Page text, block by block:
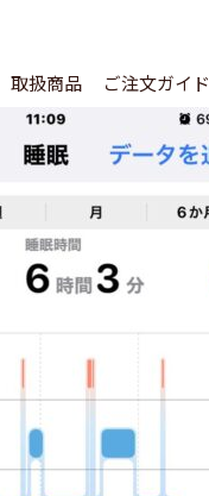
取扱商品 ご注文ガイド